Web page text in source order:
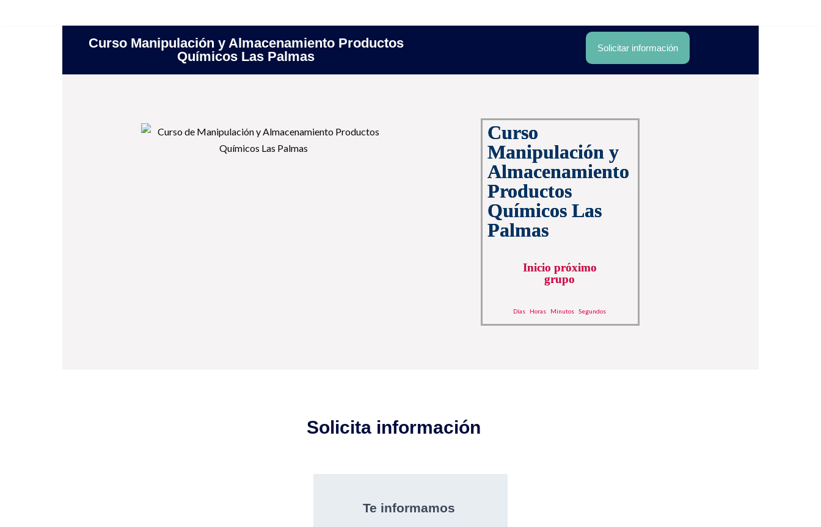
Curso Manipulación y Almacenamiento Productos
Químicos Las Palmas
Solicitar información
Curso
Manipulación y
Almacenamiento
Productos
Químicos Las
Palmas
Inicio próximo
grupo
Días Horas Minutos Segundos
Solicita información